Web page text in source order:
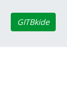
GITBkide